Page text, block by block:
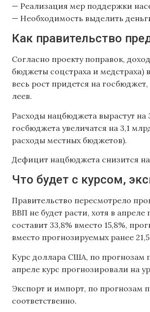
— Реализация мер поддержки
— Необходимость выделить
Как правительство
Согласно проекту поправок,
бюджеты соцстраха и медстраха)
весь рост придется на
леев.
Расходы нацбюджета вырастут
госбюджета увеличатся на 3,1
расходы местных бюджетов).
Дефицит нацбюджета снизится
Что будет с курсом,
Правительство пересмотрело
ВВП не будет расти, хотя в
составит 33,8% вместо 15,8%,
вместо прогнозируемых ранее
Курс доллара США, по прогнозам
апреле курс прогнозировали на
Экспорт и импорт, по прогнозам
соответственно.